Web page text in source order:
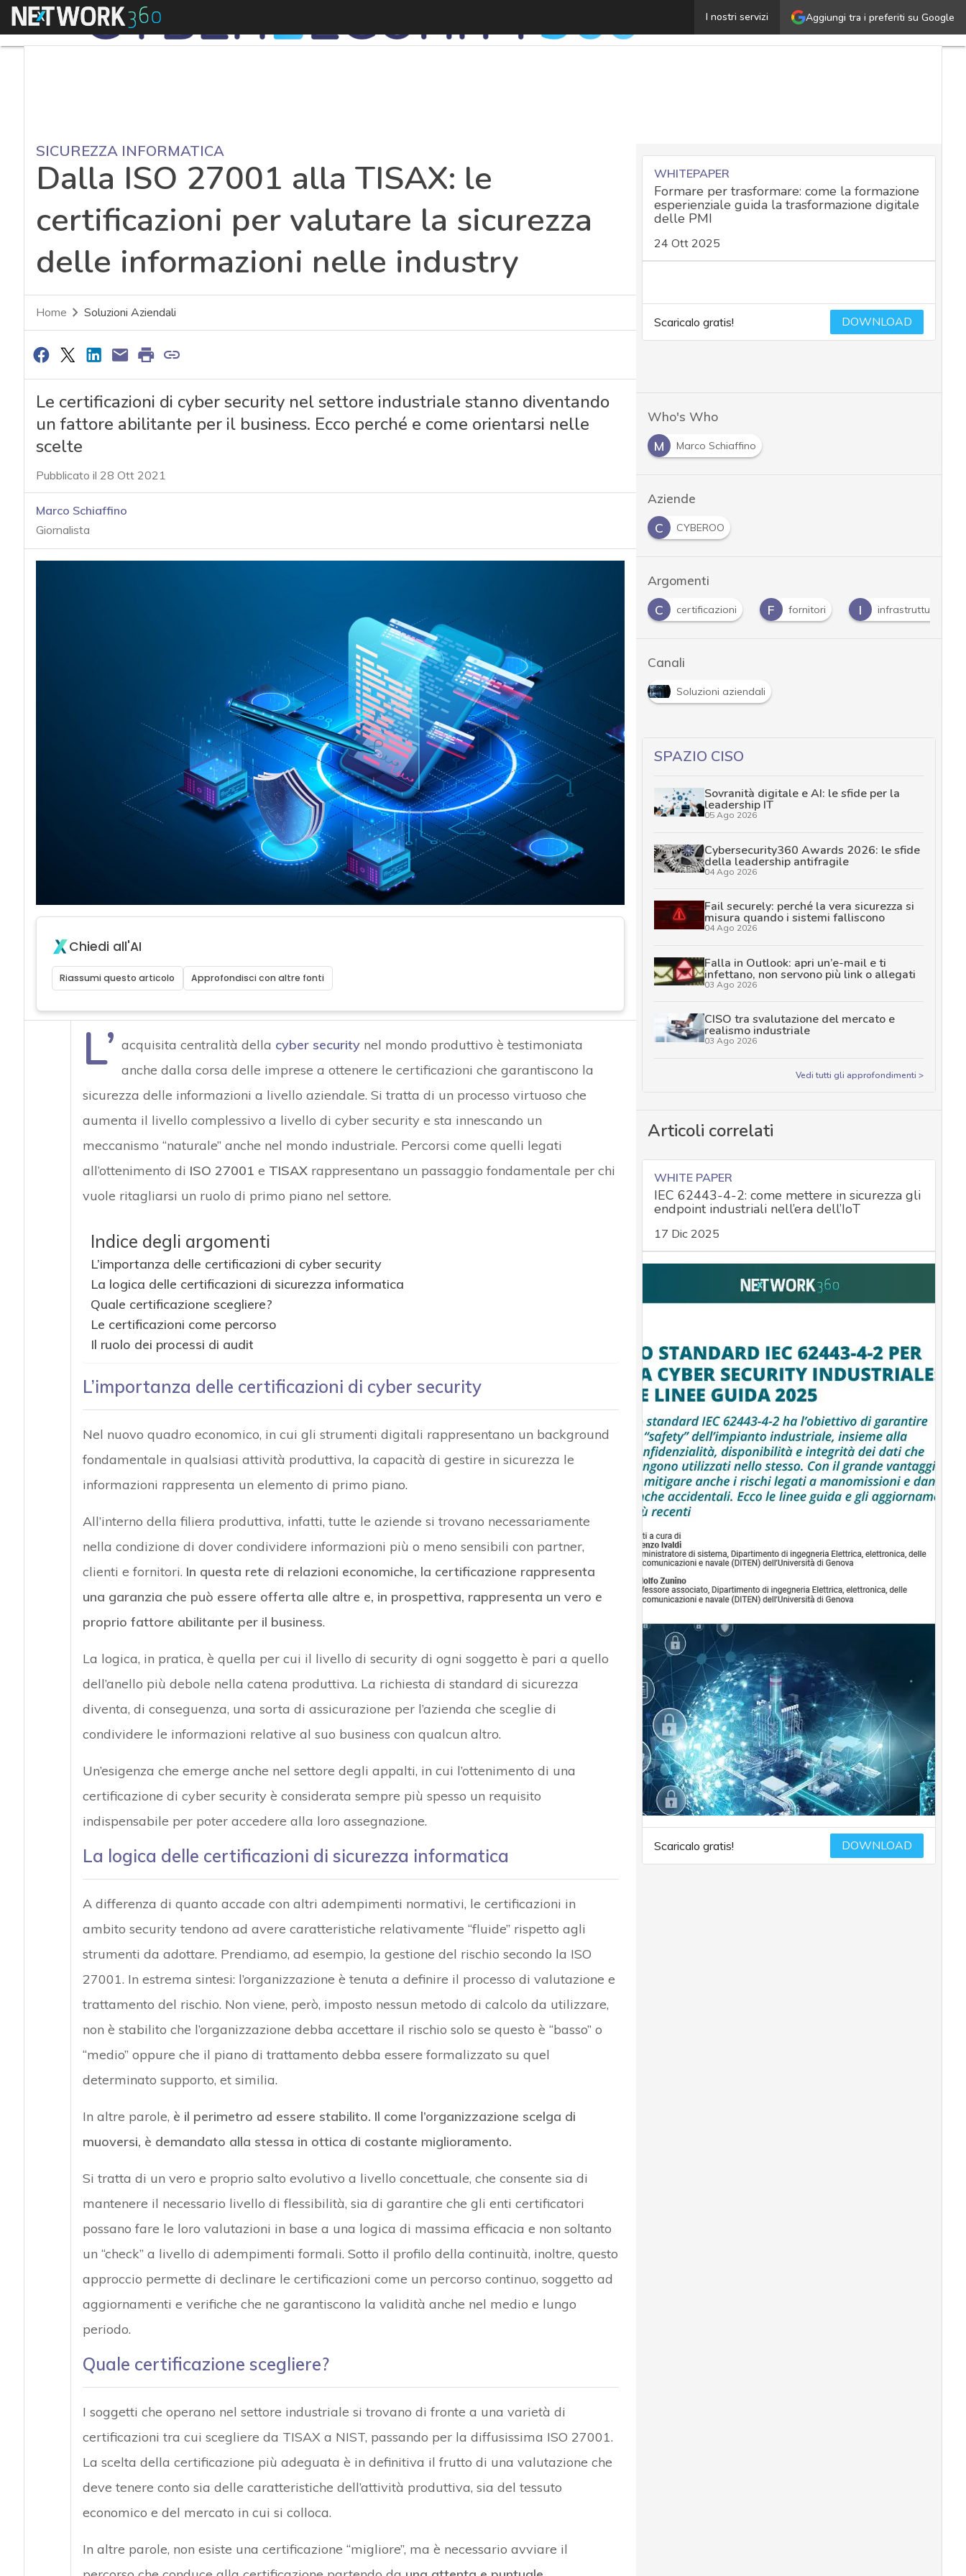
Aggiungi tra i preferiti su Google
I nostri servizi
Menu Dalla ISO 27001 alla TISAX: le certificazioni per
SICUREZZA INFORMATICA
Dalla ISO 27001 alla TISAX: le
certificazioni per valutare la sicurezza
delle informazioni nelle industry
Home Soluzioni Aziendali
Le certificazioni di cyber security nel settore industriale stanno diventando
un fattore abilitante per il business. Ecco perché e come orientarsi nelle
scelte
Pubblicato il 28 Ott 2021
Marco Schiaffino
Giornalista
Chiedi all'AI
Riassumi questo articolo Approfondisci con altre fonti
L’ acquisita centralità della cyber securitynel mondo produttivo è testimoniata
anche dalla corsa delle imprese a ottenere le certificazioni che garantiscono la
sicurezza delle informazioni a livello aziendale. Si tratta di un processo virtuoso che
aumenta il livello complessivo a livello di cyber security e sta innescando un
meccanismo “naturale” anche nel mondo industriale. Percorsi come quelli legati
all’ottenimento di ISO 27001 e TISAXrappresentano un passaggio fondamentale per chi
vuole ritagliarsi un ruolo di primo piano nel settore.
Indice degli argomenti
L’importanza delle certificazioni di cyber security
La logica delle certificazioni di sicurezza informatica
Quale certificazione scegliere?
Le certificazioni come percorso
Il ruolo dei processi di audit
L’importanza delle certificazioni di cyber security
Nel nuovo quadro economico, in cui gli strumenti digitali rappresentano un background
fondamentale in qualsiasi attività produttiva, la capacità di gestire in sicurezza le
informazioni rappresenta un elemento di primo piano.
All’interno della filiera produttiva, infatti, tutte le aziende si trovano necessariamente
nella condizione di dover condividere informazioni più o meno sensibili con partner,
clienti e fornitori. In questa rete di relazioni economiche, la certificazione rappresenta
una garanzia che può essere offerta alle altre e, in prospettiva, rappresenta un vero e
proprio fattore abilitante per il business.
La logica, in pratica, è quella per cui il livello di security di ogni soggetto è pari a quello
dell’anello più debole nella catena produttiva. La richiesta di standard di sicurezza
diventa, di conseguenza, una sorta di assicurazione per l’azienda che sceglie di
condividere le informazioni relative al suo business con qualcun altro.
Un’esigenza che emerge anche nel settore degli appalti, in cui l’ottenimento di una
certificazione di cyber security è considerata sempre più spesso un requisito
indispensabile per poter accedere alla loro assegnazione.
La logica delle certificazioni di sicurezza informatica
A differenza di quanto accade con altri adempimenti normativi, le certificazioni in
ambito security tendono ad avere caratteristiche relativamente “fluide” rispetto agli
strumenti da adottare. Prendiamo, ad esempio, la gestione del rischio secondo la ISO
27001. In estrema sintesi: l’organizzazione è tenuta a definire il processo di valutazione e
trattamento del rischio. Non viene, però, imposto nessun metodo di calcolo da utilizzare,
non è stabilito che l’organizzazione debba accettare il rischio solo se questo è “basso” o
“medio” oppure che il piano di trattamento debba essere formalizzato su quel
determinato supporto, et similia.
In altre parole, è il perimetro ad essere stabilito. Il come l’organizzazione scelga di
muoversi, è demandato alla stessa in ottica di costante miglioramento.
Si tratta di un vero e proprio salto evolutivo a livello concettuale, che consente sia di
mantenere il necessario livello di flessibilità, sia di garantire che gli enti certificatori
possano fare le loro valutazioni in base a una logica di massima efficacia e non soltanto
un “check” a livello di adempimenti formali. Sotto il profilo della continuità, inoltre, questo
approccio permette di declinare le certificazioni come un percorso continuo, soggetto ad
aggiornamenti e verifiche che ne garantiscono la validità anche nel medio e lungo
periodo.
Quale certificazione scegliere?
I soggetti che operano nel settore industriale si trovano di fronte a una varietà di
certificazioni tra cui scegliere da TISAX a NIST, passando per la diffusissima ISO 27001.
La scelta della certificazione più adeguata è in definitiva il frutto di una valutazione che
deve tenere conto sia delle caratteristiche dell’attività produttiva, sia del tessuto
economico e del mercato in cui si colloca.
In altre parole, non esiste una certificazione “migliore”, ma è necessario avviare il
WHITEPAPER
Formare per trasformare: come la formazione
esperienziale guida la trasformazione digitale
delle PMI
24 Ott 2025
Scaricalo gratis! DOWNLOAD
Who's Who
M
Marco Schiaffino
Aziende
C
CYBEROO
Argomenti
C certificazioni F fornitori I infrastrutture
Canali
Soluzioni aziendali
SPAZIO CISO
Sovranità digitale e AI: le sfide per la
leadership IT
05 Ago 2026
Cybersecurity360 Awards 2026: le sfide
della leadership antifragile
04 Ago 2026
Fail securely: perché la vera sicurezza si
misura quando i sistemi falliscono
04 Ago 2026
Falla in Outlook: apri un’e-mail e ti
infettano, non servono più link o allegati
03 Ago 2026
CISO tra svalutazione del mercato e
realismo industriale
03 Ago 2026
Vedi tutti gli approfondimenti >
Articoli correlati
WHITE PAPER
IEC 62443-4-2: come mettere in sicurezza gli
endpoint industriali nell’era dell’IoT
17 Dic 2025
Scaricalo gratis! DOWNLOAD